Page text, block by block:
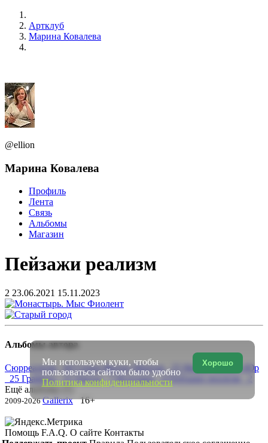
Артклуб
Марина Ковалева
@ellion
Марина Ковалева
Профиль
Лента
Связь
Альбомы
Магазин
Пейзажи реализм
2 23.06.2021 15.11.2023
Альбомы автора
Сюрреализм 60Серия Житие Миртая 25
Мыши любят сЮр
25 Графика 21Цветы 7Игрушки 4Пейзажи реализм 2
Ещё альбомы (1)
2009-2026Gallerix 16+
Помощь F.A.Q. О сайте Контакты
Хорошо
Мы используем куки, чтобы
пользоваться сайтом было удобно
Политика конфиденциальности